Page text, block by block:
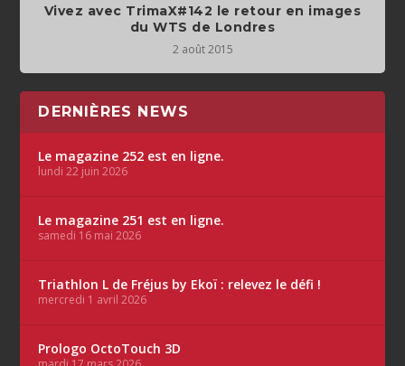
Vivez avec TrimaX#142 le retour en images
du WTS de Londres
2 août 2015
DERNIÈRES NEWS
Le magazine 252 est en ligne.
lundi 22 juin 2026
Le magazine 251 est en ligne.
samedi 16 mai 2026
Triathlon L de Fréjus by Ekoï : relevez le défi !
mercredi 1 avril 2026
Prologo OctoTouch 3D